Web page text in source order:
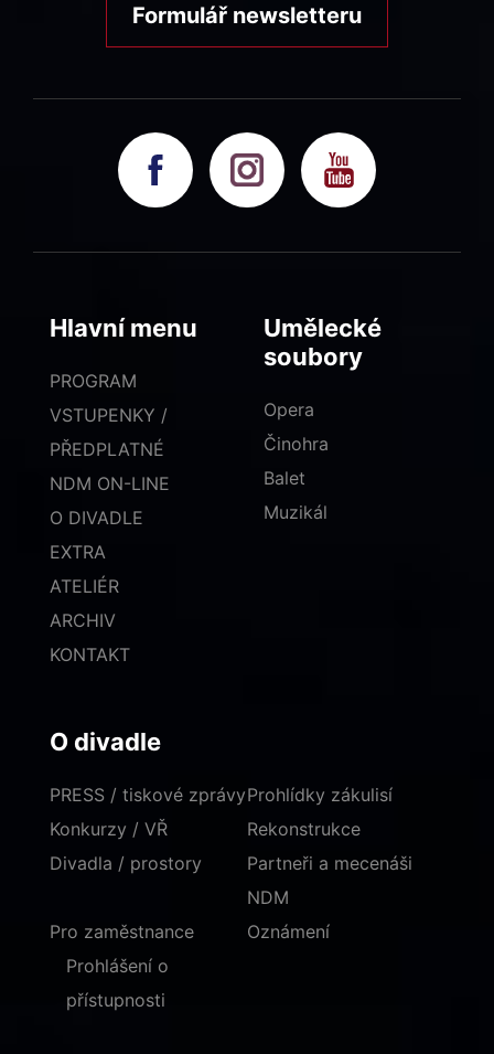
Formulář newsletteru
Hlavní menu
PROGRAM
VSTUPENKY /
PŘEDPLATNÉ
NDM ON-LINE
O DIVADLE
EXTRA
ATELIÉR
ARCHIV
KONTAKT
Umělecké
soubory
Opera
Činohra
Balet
Muzikál
O divadle
PRESS / tiskové zprávy
Konkurzy / VŘ
Divadla / prostory
Prohlídky zákulisí
Rekonstrukce
Partneři a mecenáši
NDM
Pro zaměstnance
Oznámení
Prohlášení o
přístupnosti